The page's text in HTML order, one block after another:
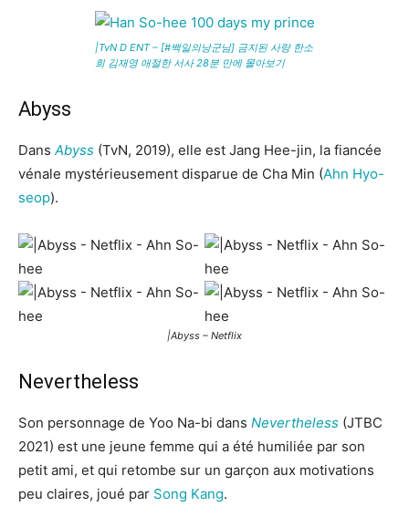
|TvN D ENT – [#백일의낭군님] 금지된 사랑 한소
희 김재영 애절한 서사 28분 만에 몰아보기
Abyss
Dans Abyss (TvN, 2019), elle est Jang Hee-jin, la fiancée
vénale mystérieusement disparue de Cha Min (Ahn Hyo-
seop).
|Abyss – Netflix
Nevertheless
Son personnage de Yoo Na-bi dans Nevertheless (JTBC
2021) est une jeune femme qui a été humiliée par son
petit ami, et qui retombe sur un garçon aux motivations
peu claires, joué par Song Kang.